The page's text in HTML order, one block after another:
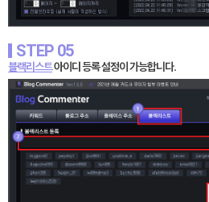
STEP 05
블랙리스트아이디 등록 설정이 가능합니다.